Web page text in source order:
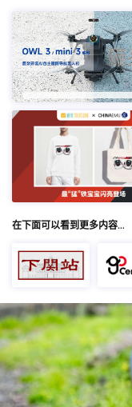
在下面可以看到更多内容…